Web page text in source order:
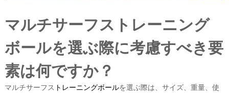
マルチサーフストレーニング
ボールを選ぶ際に考慮すべき要
素は何ですか？
マルチサーフス トレーニングボールを選ぶ際は、サイズ、重量、使